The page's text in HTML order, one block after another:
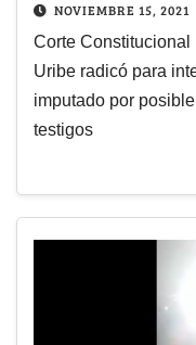
NOVIEMBRE 15, 2021
Corte Constitucional
Uribe radicó para
imputado por
testigos